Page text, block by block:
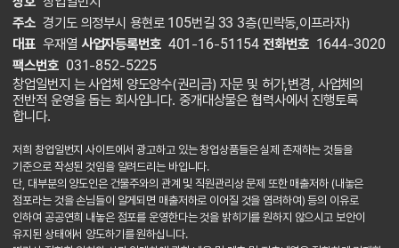
주소 경기도 의정부시 용현로 105번길 33 3층(민락동,이프라자)
대표 우재열 사업자등록번호 401-16-51154 전화번호 1644-3020
팩스번호 031-852-5225
창업일번지 는 사업체 양도양수(권리금) 자문 및 허가,변경, 사업체의
전반적 운영을 돕는 회사입니다. 중개대상물은 협력사에서 진행토록
합니다.
저희 창업일번지 사이트에서 광고하고 있는 창업상품들은 실제 존재하는 것들을
기준으로 작성된 것임을 알려드리는 바입니다.
단, 대부분의 양도인은 건물주와의 관계 및 직원관리상 문제 또한 매출저하 (내놓은
점포라는 것을 손님들이 알게되면 매출저하로 이어질 것을 염려하여) 등의 이유로
인하여 공공연희 내놓은 점포를 운영한다는 것을 밝히기를 원하지 않으시고 보안이
유지된 상태에서 양도하기를 원하십니다.